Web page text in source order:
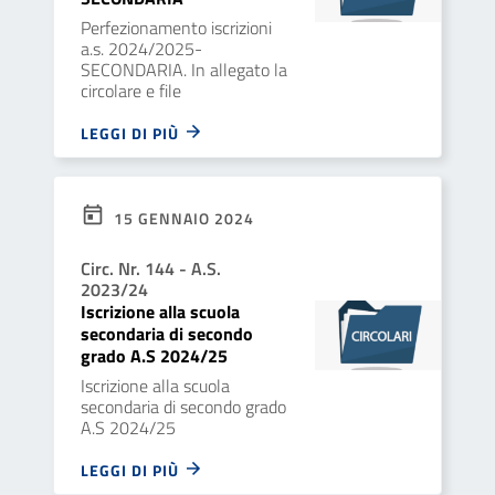
Perfezionamento iscrizioni
a.s. 2024/2025-
SECONDARIA. In allegato la
circolare e file
LEGGI DI PIÙ
15 GENNAIO 2024
Circ. Nr. 144 - A.S.
2023/24
Iscrizione alla scuola
secondaria di secondo
grado A.S 2024/25
Iscrizione alla scuola
secondaria di secondo grado
A.S 2024/25
LEGGI DI PIÙ